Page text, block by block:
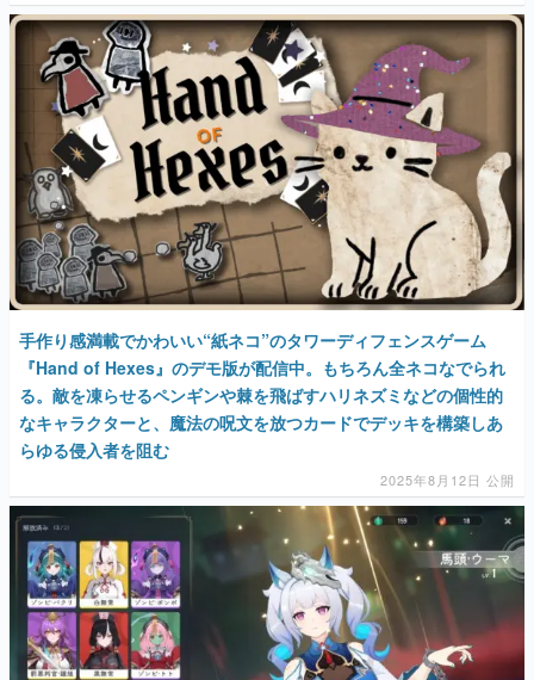
手作り感満載でかわいい“紙ネコ”のタワーディフェンスゲーム
『Hand of Hexes』のデモ版が配信中。もちろん全ネコなでられ
る。敵を凍らせるペンギンや棘を飛ばすハリネズミなどの個性的
なキャラクターと、魔法の呪文を放つカードでデッキを構築しあ
らゆる侵入者を阻む
2025年8月12日 公開